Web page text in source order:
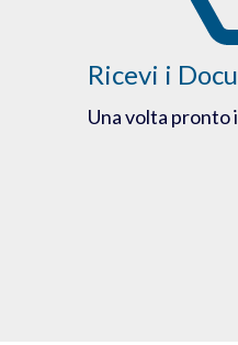
Ricevi i
Una volta pronto